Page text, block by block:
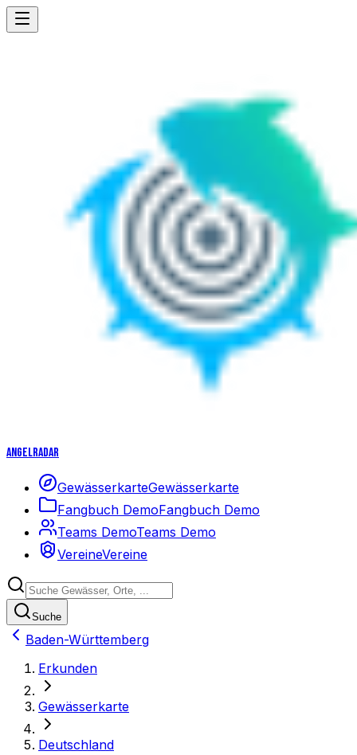
Angelradar
GewässerkarteGewässerkarte
Fangbuch DemoFangbuch Demo
Teams DemoTeams Demo
VereineVereine
Suche
Baden-Württemberg
Erkunden
Gewässerkarte
Deutschland